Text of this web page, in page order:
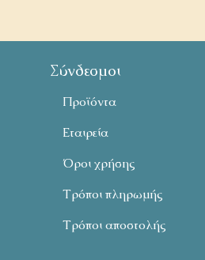
Σύνδεσμοι
Προϊόντα
Εταιρεία
Όροι χρήσης
Τρόποι πληρωμής
Τρόποι αποστολής